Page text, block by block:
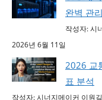
완벽 관
작성자: 시
2026년 6월 11일
2026 교
표 분석
작성자: 시너지메이커 이원길